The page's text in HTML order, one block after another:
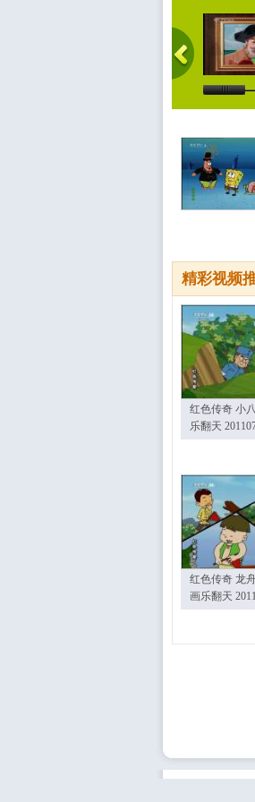
精彩视频
红色传奇 小
乐翻天
红色传奇 龙
画乐翻天